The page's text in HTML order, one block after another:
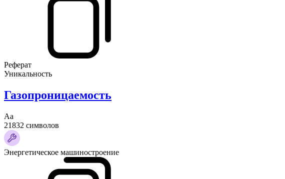
Реферат
Уникальность
Газопроницаемость
Аа
21832 символов
Энергетическое машиностроение